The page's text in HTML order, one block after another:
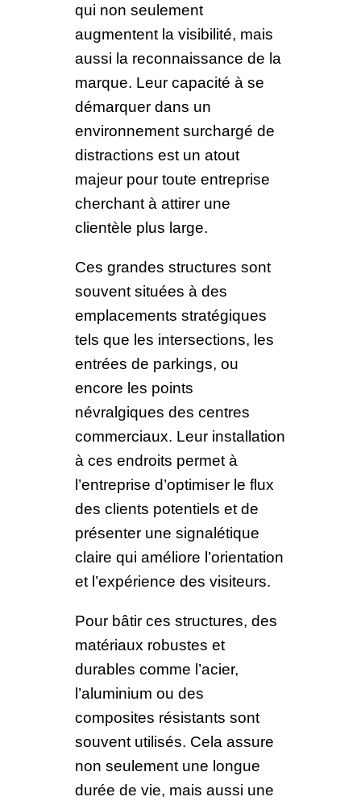
qui non seulement
augmentent la visibilité, mais
aussi la reconnaissance de la
marque. Leur capacité à se
démarquer dans un
environnement surchargé de
distractions est un atout
majeur pour toute entreprise
cherchant à attirer une
clientèle plus large.
Ces grandes structures sont
souvent situées à des
emplacements stratégiques
tels que les intersections, les
entrées de parkings, ou
encore les points
névralgiques des centres
commerciaux. Leur installation
à ces endroits permet à
l’entreprise d’optimiser le flux
des clients potentiels et de
présenter une signalétique
claire qui améliore l’orientation
et l’expérience des visiteurs.
Pour bâtir ces structures, des
matériaux robustes et
durables comme l’acier,
l’aluminium ou des
composites résistants sont
souvent utilisés. Cela assure
non seulement une longue
durée de vie, mais aussi une